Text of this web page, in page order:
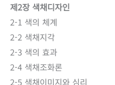
제2장 색채디자인
2-1 색의 체계
2-2 색채지각
2-3 색의 효과
2-4 색채조화론
2-5 색채이미지와 심리